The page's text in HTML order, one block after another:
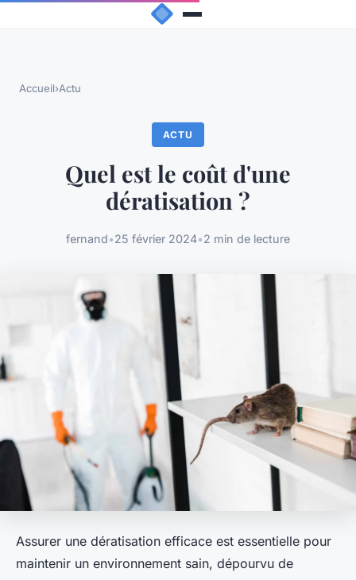
Accueil›Actu
ACTU
Quel est le coût d'une
dératisation ?
fernand•25 février 2024•2 min de lecture
Assurer une dératisation efficace est essentielle pour
maintenir un environnement sain, dépourvu de